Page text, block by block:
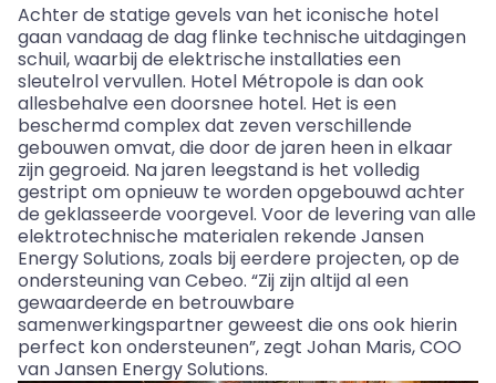
Achter de statige gevels van het iconische hotel
gaan vandaag de dag flinke technische uitdagingen
schuil, waarbij de elektrische installaties een
sleutelrol vervullen. Hotel Métropole is dan ook
allesbehalve een doorsnee hotel. Het is een
beschermd complex dat zeven verschillende
gebouwen omvat, die door de jaren heen in elkaar
zijn gegroeid. Na jaren leegstand is het volledig
gestript om opnieuw te worden opgebouwd achter
de geklasseerde voorgevel. Voor de levering van alle
elektrotechnische materialen rekende Jansen
Energy Solutions, zoals bij eerdere projecten, op de
ondersteuning vanCebeo. “Zij zijn altijd al een
gewaardeerde en betrouwbare
samenwerkingspartner geweest die ons ook hierin
perfect kon ondersteunen”, zegt Johan Maris, COO
van Jansen Energy Solutions.